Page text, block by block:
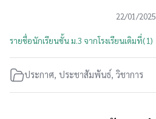
22/01/2025
รายชื่อนักเรียนชั้น ม.3 จากโรงเรียนเดิมที่(1)
ประกาศ ประชาสัมพันธ์ วิชาการ